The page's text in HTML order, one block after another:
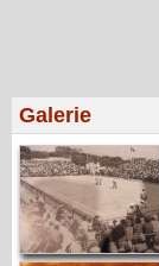
Galerie